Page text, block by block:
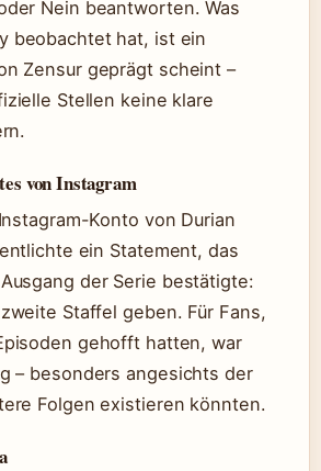
Nein beantworten. Was
beobachtet hat, ist ein
Zensur geprägt scheint –
Stellen keine klare
von Instagram
Konto von Durian
ein Statement, das
der Serie bestätigte:
Staffel geben. Für Fans,
gehofft hatten, war
– besonders angesichts der
Folgen existieren könnten.